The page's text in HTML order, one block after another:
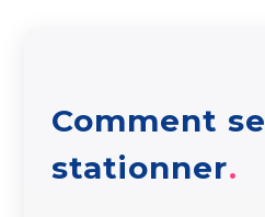
Comment se
stationner